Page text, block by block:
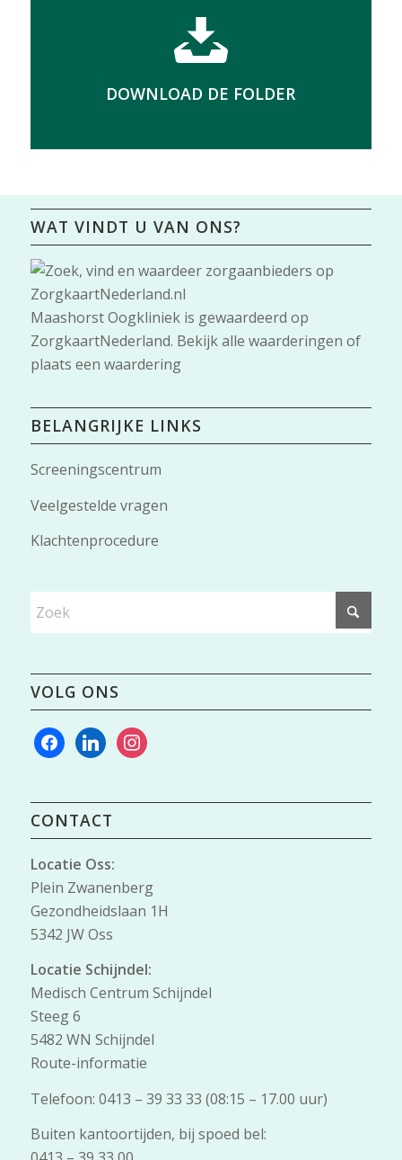
DOWNLOAD DE FOLDER
WAT VINDT U VAN ONS?
Maashorst Oogkliniekis gewaardeerd op
ZorgkaartNederland. Bekijk alle waarderingen of
plaats een waardering
BELANGRIJKE LINKS
Screeningscentrum
Veelgestelde vragen
Klachtenprocedure
VOLG ONS
facebooklinkedininstagram
CONTACT
Locatie Oss:
Plein Zwanenberg
Gezondheidslaan 1H
5342 JW Oss
Locatie Schijndel:
Medisch Centrum Schijndel
Steeg 6
5482 WN Schijndel
Route-informatie
Telefoon: 0413 – 39 33 33 (08:15 – 17.00 uur)
Buiten kantoortijden, bij spoed bel: